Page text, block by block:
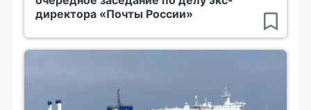
директора «Почты России»